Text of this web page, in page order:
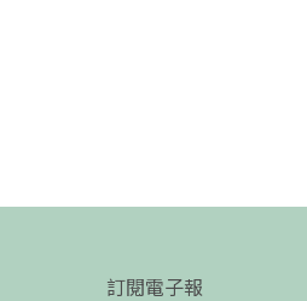
訂閱電子報